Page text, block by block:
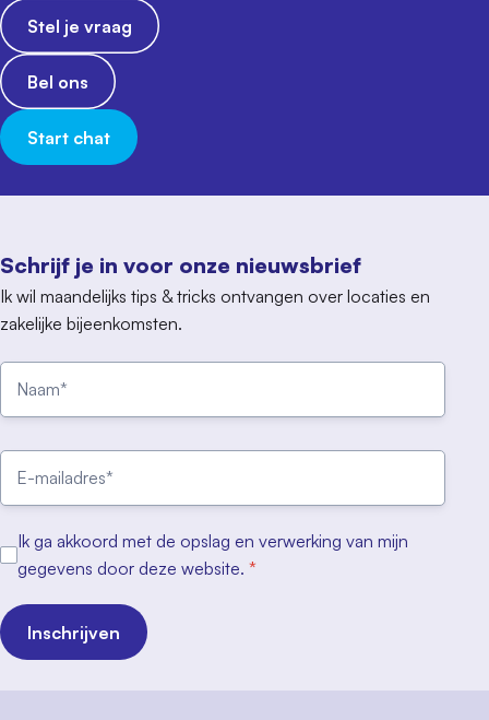
Schrijf je in voor onze nieuwsbrief
Ik wil maandelijks tips & tricks ontvangen over locaties en
zakelijke bijeenkomsten.
Ik ga akkoord met de opslag en verwerking van mijn
gegevens door deze website. *
Inschrijven
Stel je vraag
Bel ons
Start chat